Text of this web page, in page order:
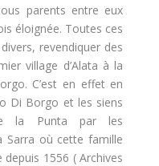
parents entre eux
éloignée. Toutes ces
revendiquer des
village d’Alata à la
C’est en effet en
Di Borgo et les siens
la Punta par les
Sarra où cette famille
1556 ( Archives